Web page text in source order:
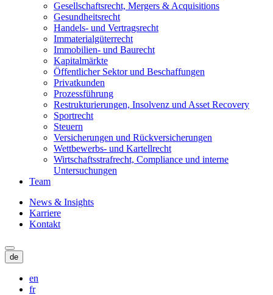
Gesellschaftsrecht, Mergers & Acquisitions
Gesundheitsrecht
Handels- und Vertragsrecht
Immaterialgüterrecht
Immobilien- und Baurecht
Kapitalmärkte
Öffentlicher Sektor und Beschaffungen
Privatkunden
Prozessführung
Restrukturierungen, Insolvenz und Asset Recovery
Sportrecht
Steuern
Versicherungen und Rückversicherungen
Wettbewerbs- und Kartellrecht
Wirtschaftsstrafrecht, Compliance und interne
Untersuchungen
Team
News & Insights
Karriere
Kontakt
de
en
fr